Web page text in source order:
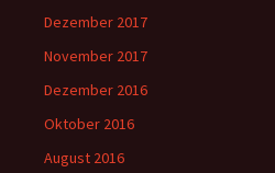
Dezember 2017
November 2017
Dezember 2016
Oktober 2016
August 2016